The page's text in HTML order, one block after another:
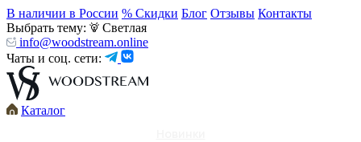
В наличии в России % Скидки Блог Отзывы Контакты
Выбрать тему:
Светлая
info@woodstream.online
Чаты и соц. сети:
Каталог